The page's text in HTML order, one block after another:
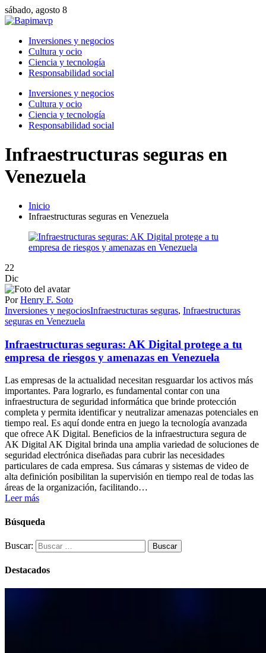
sábado, agosto 8
Inversiones y negocios
Cultura y ocio
Ciencia y tecnología
Responsabilidad social
Inversiones y negocios
Cultura y ocio
Ciencia y tecnología
Responsabilidad social
Infraestructuras seguras en
Venezuela
Inicio
Infraestructuras seguras en Venezuela
22
Dic
PorHenry F. Soto
Inversiones y negociosInfraestructuras seguras, Infraestructuras
seguras en Venezuela
Infraestructuras seguras: AK Digital protege a tu
empresa de riesgos y amenazas en Venezuela
Las empresas de la actualidad necesitan resguardar los activos más
importantes. Para lograrlo, es fundamental contar con una
infraestructura de seguridad informática que brinde protección
completa y permita identificar y neutralizar amenazas potenciales en
tiempo real. Es aquí donde entra en juego la tecnología avanzada
que ofrece AK Digital. Beneficios de la infraestructura segura de
AK Digital AK Digital brinda una amplia variedad de soluciones de
seguridad electrónica diseñadas para cubrir las necesidades
particulares de cada empresa. Sus cámaras y sistemas de video de
alta definición posibilitan la supervisión en tiempo real de todas las
áreas de la organización, facilitando…
Leer más
Búsqueda
Buscar:
Destacados